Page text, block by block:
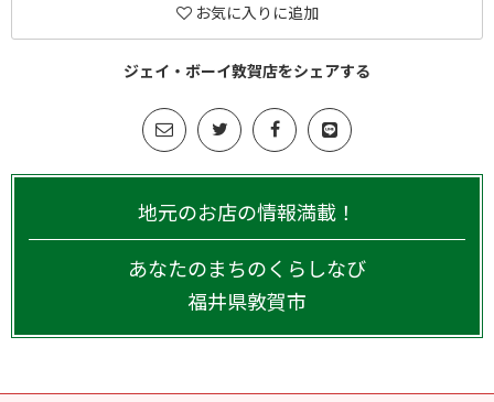
お気に入りに追加
ジェイ・ボーイ敦賀店をシェアする
地元のお店の情報満載！
あなたのまちのくらしなび
福井県敦賀市